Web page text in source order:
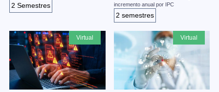
2 Semestres
incremento anual por IPC
2 semestres
virtual virtual